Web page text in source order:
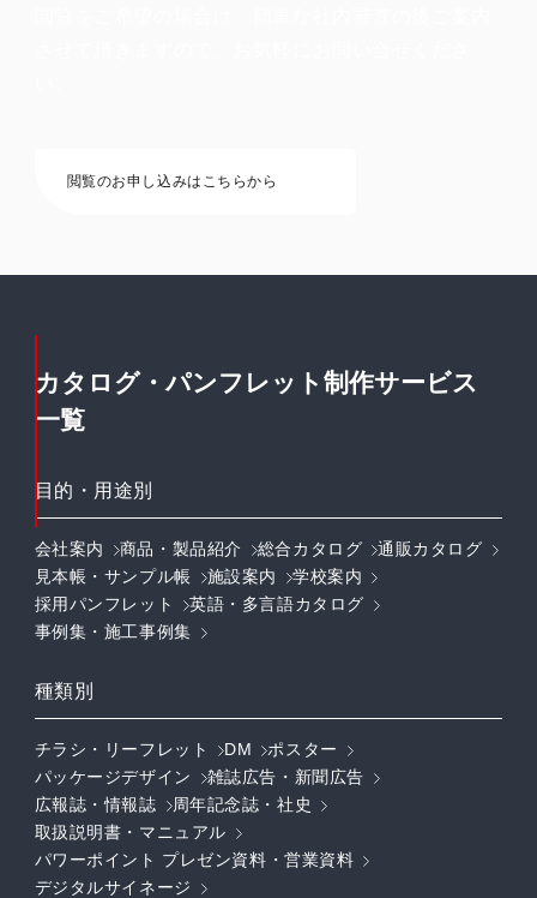
閲覧のお申し込みはこちらから
カタログ・パンフレット制作サービス
一覧
目的・用途別
会社案内 商品・製品紹介 総合カタログ
通販カタログ
見本帳・サンプル帳
施設案内
学校案内
採用パンフレット
英語・多言語カタログ
事例集・施工事例集
種類別
チラシ・リーフレット DM
ポスター
パッケージデザイン
雑誌広告・新聞広告
広報誌・情報誌
周年記念誌・社史
取扱説明書・マニュアル
パワーポイント プレゼン資料・営業資料
デジタルサイネージ